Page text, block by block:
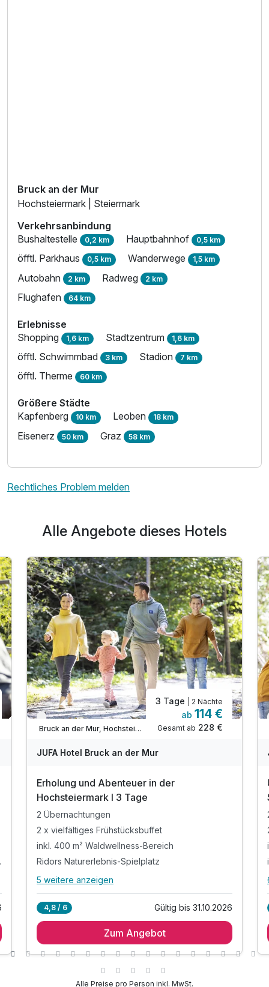
Bruck an der Mur
Hochsteiermark | Steiermark
Verkehrsanbindung
Bushaltestelle 0,2 km Hauptbahnhof 0,5 km
öfftl. Parkhaus 0,5 km Wanderwege 1,5 km
Autobahn 2 km Radweg 2 km
Flughafen 64 km
Erlebnisse
Shopping 1,6 km Stadtzentrum 1,6 km
öfftl. Schwimmbad 3 km Stadion 7 km
öfftl. Therme 60 km
Größere Städte
Kapfenberg 10 km Leoben 18 km
Eisenerz 50 km Graz 58 km
Rechtliches Problem melden
Alle Angebote dieses Hotels
Nur noch bis Oktober
Bruck an der Mur, Hochsteiermark
3 Tage | 2 Nächte
ab 114 €
Gesamt ab 228 €
JUFA Hotel Bruck an der Mur
Erholung und Abenteuer in der
Hochsteiermark I 3 Tage
2 Übernachtungen
2 x vielfältiges Frühstücksbuffet
inkl. 400 m² Waldwellness-Bereich
Ridors Naturerlebnis-Spielplatz
Alle Inklusivleistungen
2 x vielfältiges Frühstücksbuffet
inkl. 400 m² Waldwellness-Bereich
inkl. kostenfreies Parken am Hotel
5 weitere anzeigen
4,8 / 6 Gültig bis 31.10.2026
Zum Angebot
Alle Preise pro Person inkl. MwSt.